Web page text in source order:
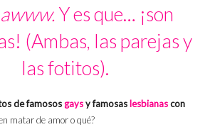
awww.Y es que… ¡son
(Ambas, las parejas y
las fotitos).
de famososgaysy famosas lesbianascon
matar de amor o qué?